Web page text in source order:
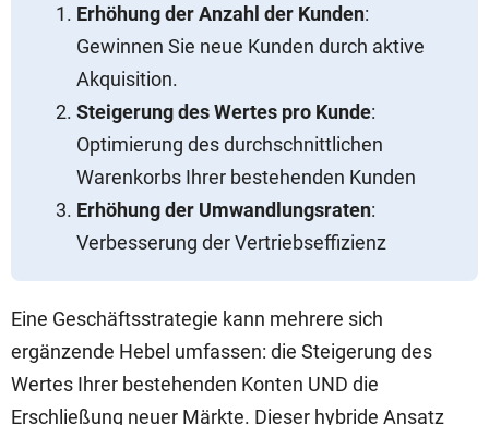
Erhöhung der Anzahl der Kunden:
Gewinnen Sie neue Kunden durch aktive
Akquisition.
Steigerung des Wertes pro Kunde:
Optimierung des durchschnittlichen
Warenkorbs Ihrer bestehenden Kunden
Erhöhung der Umwandlungsraten:
Verbesserung der Vertriebseffizienz
Eine Geschäftsstrategie kann mehrere sich
ergänzende Hebel umfassen: die Steigerung des
Wertes Ihrer bestehenden Konten UND die
Erschließung neuer Märkte. Dieser hybride Ansatz